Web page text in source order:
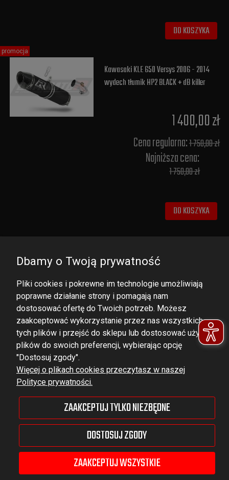
DO KOSZYKA
Kawasaki KLE 650 Versys 2006 - 2014
wydech tłumik HP2 BLACK + dB killer
1 400,00 zł
Cena regularna:1 750,00 zł
Najniższa cena:
1 750,00 zł
DO KOSZYKA
promocja
DOMINATOR GROUP Sp. z o.o.
Ludowa 59, 43-514 Kaniów,
POLAND
VAT ID No.: 6521751083
dominator@dominator.pl
© Copyright 2022 | Dominator Group Sp. z o. o.
Dbamy o Twoją prywatność
Pliki cookies i pokrewne im technologie umożliwiają
poprawne działanie strony i pomagają nam
dostosować ofertę do Twoich potrzeb. Możesz
zaakceptować wykorzystanie przez nas wszystkich
tych plików i przejść do sklepu lub dostosować użycie
plików do swoich preferencji, wybierając opcję
"Dostosuj zgody".
Więcej o plikach cookies przeczytasz w naszej
Polityce prywatności.
ZAAKCEPTUJ TYLKO NIEZBĘDNE
DOSTOSUJ ZGODY
ZAAKCEPTUJ WSZYSTKIE